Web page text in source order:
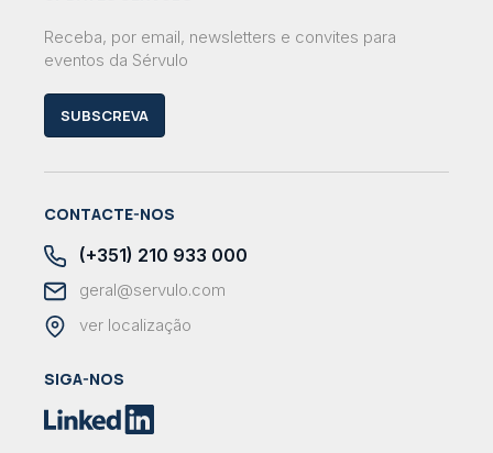
Receba, por email, newsletters e convites para
eventos da Sérvulo
SUBSCREVA
CONTACTE-NOS
(+351) 210 933 000
geral@servulo.com
ver localização
SIGA-NOS